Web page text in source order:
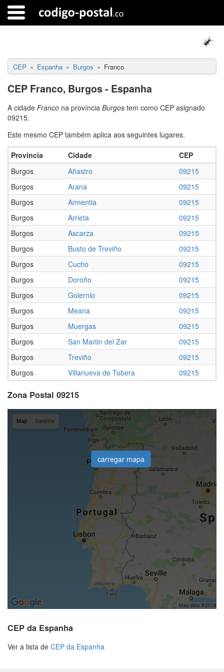
CEP Espanha Burgos Franco
CEP Franco, Burgos - Espanha
A cidade Franco na província Burgos tem como CEP asignado
09215.
Este mesmo CEP também aplica aos seguintes lugares.
Província Cidade
CEP
Burgos
Añastro
09215
Burgos
Arana
09215
Burgos
Armentia
09215
Burgos
Arrieta
09215
Burgos
Ascarza
09215
Burgos
Busto de Treviño
09215
Burgos
Cucho
09215
Burgos
Doroño
09215
Burgos
Golernio
09215
Burgos
Meana
09215
Burgos
Muergas
09215
Burgos
San Martin del Zar
09215
Burgos
Treviño
09215
Burgos
Villanueva de Tobera 09215
Zona Postal 09215
carregar mapa
CEP da Espanha
Ver a lista de CEP da Espanha